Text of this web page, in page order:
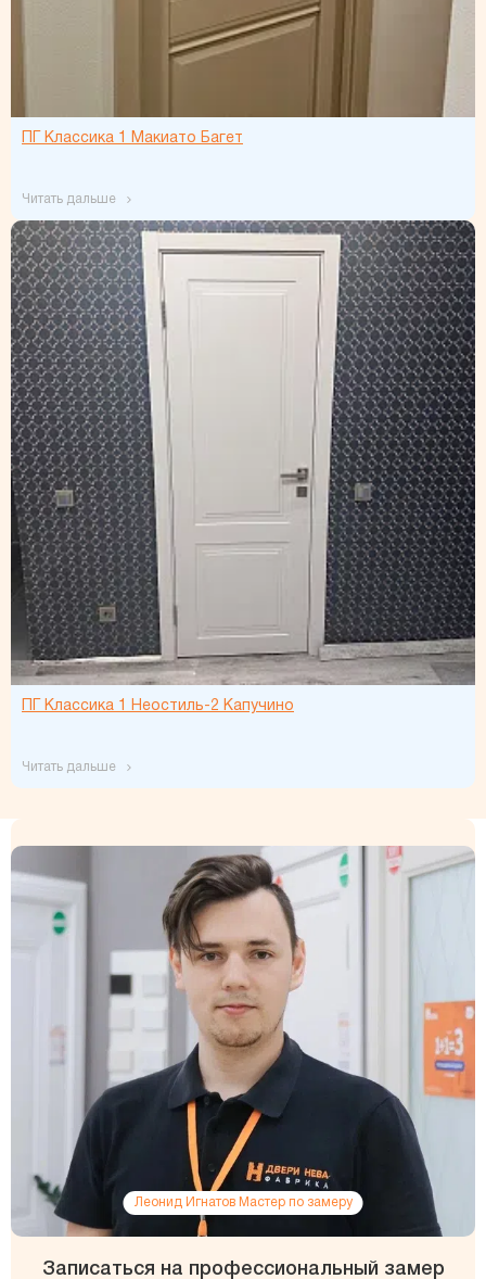
ПГ Классика 1 Макиато Багет
читать дальше
ПГ Классика 1 Неостиль-2 Капучино
читать дальше
Леонид Игнатов Мастер по замеру
Записаться на профессиональный замер